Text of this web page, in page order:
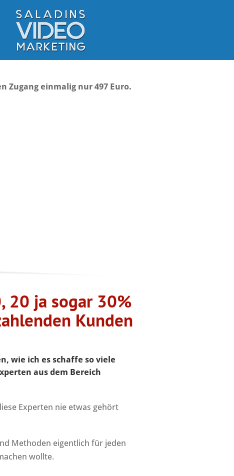
Zugang einmalig nur 497 Euro.
20 ja sogar 30%
Kunden
wie ich es schaffe so viele
aus dem Bereich
Experten nie etwas gehört
Methoden eigentlich für jeden
wollte.